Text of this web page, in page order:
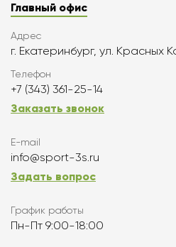
Главный офис
Адрес
г. Екатеринбург, ул. Красных
Телефон
+7 (343) 361-25-14
Заказать звонок
E-mail
info@sport-3s.ru
Задать вопрос
График работы
Пн-Пт 9:00-18:00